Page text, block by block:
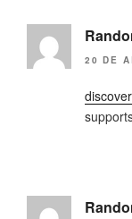
20 DE